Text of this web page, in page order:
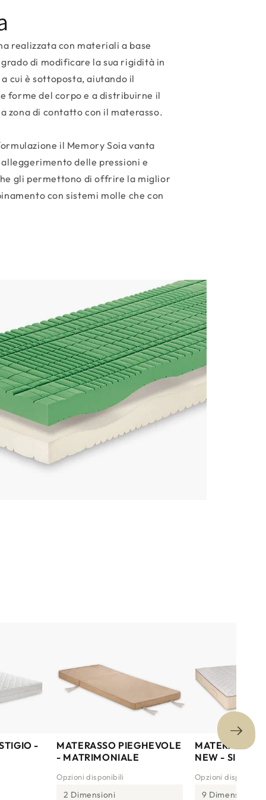
realizzata con materiali a base
di modificare la sua rigidità in
cui è sottoposta, aiutando il
forme del corpo e a distribuirne il
zona di contatto con il materasso.
il Memory Soia vanta
delle pressioni e
gli permettono di offrire la miglior
con sistemi molle che con
-
MATERASSO PIEGHEVOLE
- MATRIMONIALE
Opzioni disponibili
2 Dimensioni
MATERASSO
NEW -
Opzioni disponibili
9 Dimensioni